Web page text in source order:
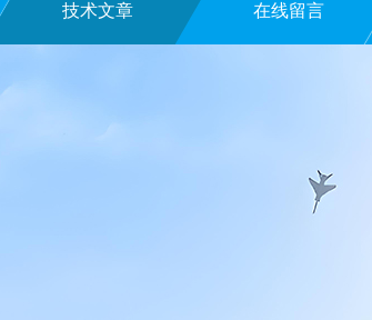
技术文章 在线留言